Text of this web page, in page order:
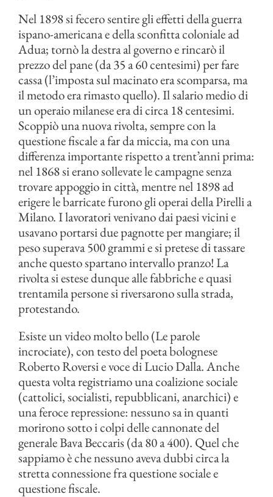
Nel 1898 si fecero sentire gli effetti della guerra
ispano-americana e della sconfitta coloniale ad
Adua; tornò la destra al governo e rincarò il
prezzo del pane (da 35 a 60 centesimi) per fare
cassa (l’imposta sul macinato era scomparsa, ma
il metodo era rimasto quello). Il salario medio di
un operaio milanese era di circa 18 centesimi.
Scoppiò una nuova rivolta, sempre con la
questione fiscale a far da miccia, ma con una
differenza importante rispetto a trent’anni prima:
nel 1868 si erano sollevate le campagne senza
trovare appoggio in città, mentre nel 1898 ad
erigere le barricate furono gli operai della Pirelli a
Milano. I lavoratori venivano dai paesi vicini e
usavano portarsi due pagnotte per mangiare; il
peso superava 500 grammi e si pretese di tassare
anche questo spartano intervallo pranzo! La
rivolta si estese dunque alle fabbriche e quasi
trentamila persone si riversarono sulla strada,
protestando.
Esiste un video molto bello (Le parole
incrociate), con testo del poeta bolognese
Roberto Roversi e voce di Lucio Dalla. Anche
questa volta registriamo una coalizione sociale
(cattolici, socialisti, repubblicani, anarchici) e
una feroce repressione: nessuno sa in quanti
morirono sotto i colpi delle cannonate del
generale Bava Beccaris (da 80 a 400). Quel che
sappiamo è che nessuno aveva dubbi circa la
stretta connessione fra questione sociale e
questione fiscale.